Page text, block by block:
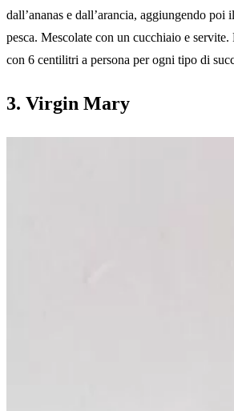
dall’ananas e dall’arancia, aggiungendo poi
pesca. Mescolate con un cucchiaio e
con 6 centilitri a persona per ogni tipo di
3. Virgin Mary